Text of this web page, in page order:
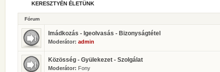
KERESZTYÉN ÉLETÜNK
Fórum
Imádkozás - Igeolvasás - Bizonyságtétel
Moderátor: admin
Közösség - Gyülekezet - Szolgálat
Moderátor: Fony